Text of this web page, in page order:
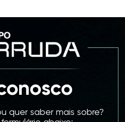
quer saber mais sobre?